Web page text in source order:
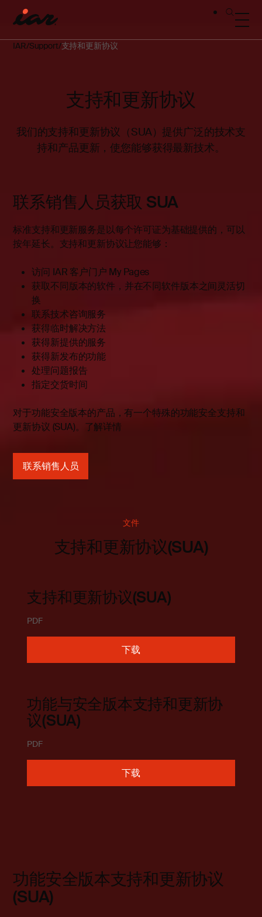
IAR Support 支持和更新协议
支持和更新协议
我们的支持和更新协议（SUA）提供广泛的技术支
持和产品更新，使您能够获得最新技术。
联系销售人员获取 SUA
标准支持和更新服务是以每个许可证为基础提供的，可以
按年延长。支持和更新协议让您能够：
访问 IAR 客户门户 My Pages
获取不同版本的软件，并在不同软件版本之间灵活切
换
联系技术咨询服务
获得临时解决方法
获得新提供的服务
获得新发布的功能
处理问题报告
指定交货时间
对于功能安全版本的产品，有一个特殊的功能安全支持和
更新协议 (SUA)。 了解详情
联系销售人员
文件
支持和更新协议(SUA)
支持和更新协议(SUA)
PDF
下载
功能与安全版本支持和更新协
议(SUA)
PDF
下载
功能安全版本支持和更新协议
(SUA)